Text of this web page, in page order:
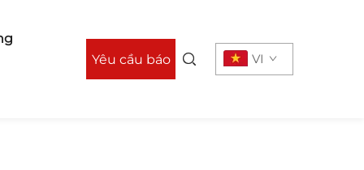
Yêu cầu báo VI